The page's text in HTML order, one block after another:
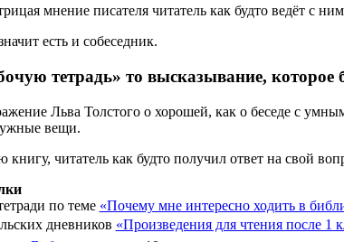
мнение писателя читатель как будто ведёт с
есть и собеседник.
тетрадь» то высказывание, которое
Льва Толстого о хорошей, как о беседе с
вещи.
читатель как будто получил ответ на свой
по теме «Почему мне интересно ходить в
дневников «Произведения для чтения после 1